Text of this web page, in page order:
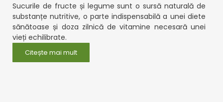
Sucurile de fructe și legume sunt o sursă naturală de
substanțe nutritive, o parte indispensabilă a unei diete
sănătoase și doza zilnică de vitamine necesară unei
vieți echilibrate.
Citește mai mult